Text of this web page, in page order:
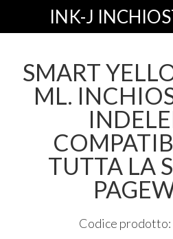
INK-J
SMART
ML.
TUTTA LA
Codice prodotto: